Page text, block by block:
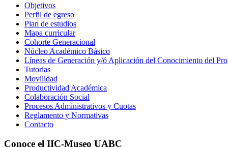
Objetivos
Perfil de egreso
Plan de estudios
Mapa curricular
Cohorte Generacional
Núcleo Académico Básico
Líneas de Generación y/ó Aplicación del Conocimiento del
Tutorias
Movilidad
Productividad Académica
Colaboración Social
Procesos Administrativos y Cuotas
Reglamento y Normativas
Contacto
Conoce el IIC-Museo UABC